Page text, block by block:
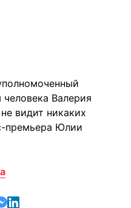
Валерия
видит никаких
премьера Юлии
в Facebook
в Xв Viber
в Whatsapp
отправить в Messenger
отправить в LinkedIn